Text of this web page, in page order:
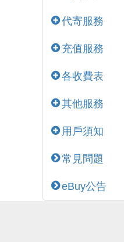
代寄服務
充值服務
各收費表
其他服務
用戶須知
常見問題
eBuy公告